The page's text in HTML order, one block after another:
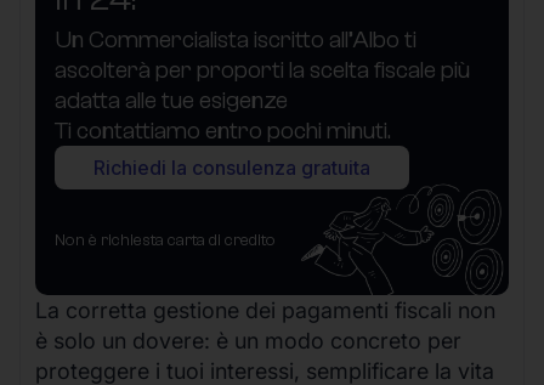
Un Commercialista iscritto all’Albo ti
ascolterà per proporti la scelta fiscale più
adatta alle tue esigenze
Ti contattiamo entro pochi minuti.
Richiedi la consulenza gratuita
Non è richiesta carta di credito
La corretta gestione dei pagamenti fiscali non
è solo un dovere: è un modo concreto per
proteggere i tuoi interessi, semplificare la vita